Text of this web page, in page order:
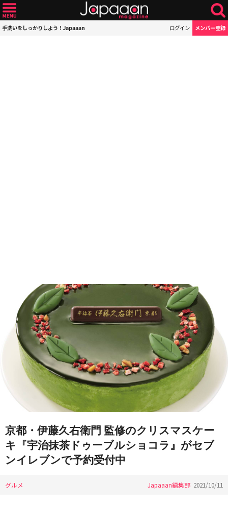
手洗いをしっかりしよう！Japaaan ログイン メンバー登録
京都・伊藤久右衛門 監修のクリスマスケー
キ『宇治抹茶ドゥーブルショコラ』がセブ
ンイレブンで予約受付中
グルメ Japaaan編集部 2021/10/11